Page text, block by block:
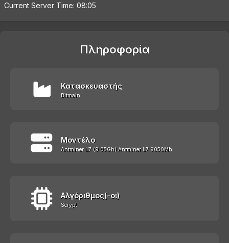
Current Server Time: 08:05
Πληροφορία
Κατασκευαστής
Bitmain
Μοντέλο
Antminer L7 (9.05Gh) Antminer L7 9050Mh
Αλγόριθμος(-οι)
Scrypt